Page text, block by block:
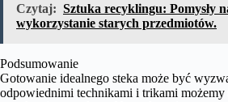
Czytaj: Sztuka recyklingu: Pomysły
wykorzystanie starych przedmiotów.
Podsumowanie
Gotowanie idealnego steka może być
odpowiednimi technikami i trikami możemy